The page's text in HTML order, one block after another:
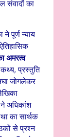
संवादों का
पूर्ण न्याय
अमरत्व
प्रस्तुति
जोगलेकर
अधिकांश
का सार्थक
से प्रश्न